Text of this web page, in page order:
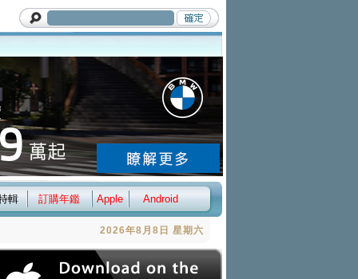
輯 訂購年鑑 Apple Android
2026年8月8日 星期六